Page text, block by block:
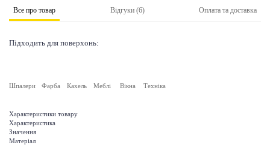
Все про товар Відгуки (6) Оплата та доставка
Підходить для поверхонь:
Шпалери Фарба Кахель Меблі Вікна Техніка
Характеристики товару
Характеристика
Значення
Матеріал